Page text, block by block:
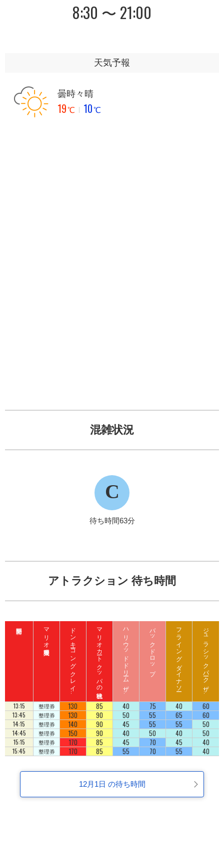
8:30 〜 21:00
天気予報
曇時々晴
19℃ 10℃
混雑状況
C
待ち時間63分
アトラクション 待ち時間
マリオ入場整理券 ド
ン
キ
ーコ
ン
グ
ク
レ
イ
ジ
ート
ロ
ッ
コ
マリオカート クッパの挑戦状 ハ
リ
ウ
ッ
ド
ド
リ
ーム
ザ
ラ
イ
ド
バックドロップ フライング ダイナソー ジ
ュ
ラ
シ
ッ
ク
パ
ーク
ザ
ラ
イ
ド
13:15 整理券 130 85 40 75 40 60
13:45 整理券 130 90 50 55 65 60
14:15 整理券 140 90 45 55 55 50
14:45 整理券 150 90 40 50 40 50
15:15 整理券 170 85 45 70 45 40
15:45 整理券 170 85 55 70 55 40
12月1日 の待ち時間